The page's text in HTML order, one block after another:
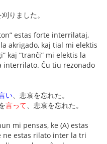
りました。
estas forte interrilataj,
akrigado, kaj tial mi elektis
kaj “tranĉi” mi elektis la
interrilato. Ĉu tiu rezonado
い、悲哀を忘れた。
言って、悲哀を忘れた。
mi pensas, ke (A) estas
ne estas rilato inter la tri